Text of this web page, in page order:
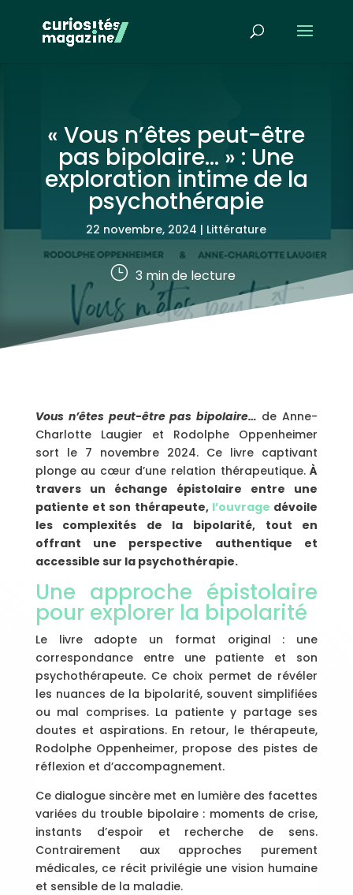
« Vous n’êtes peut-être
pas bipolaire… » : Une
exploration intime de la
psychothérapie
22 novembre, 2024 | Littérature
} 3min de lecture
Vous n’êtes peut-être pas bipolaire… de Anne-
Charlotte Laugier et Rodolphe Oppenheimer
sort le 7 novembre 2024. Ce livre captivant
plonge au cœur d’une relation thérapeutique.À
travers un échange épistolaire entre une
patiente et son thérapeute, l’ouvrage dévoile
les complexités de la bipolarité, tout en
offrant une perspective authentique et
accessible sur la psychothérapie.
Une approche épistolaire
pour explorer la bipolarité
Le livre adopte un format original : une
correspondance entre une patiente et son
psychothérapeute. Ce choix permet de révéler
les nuances de la bipolarité, souvent simplifiées
ou mal comprises. La patiente y partage ses
doutes et aspirations. En retour, le thérapeute,
Rodolphe Oppenheimer, propose des pistes de
réflexion et d’accompagnement.
Ce dialogue sincère met en lumière des facettes
variées du trouble bipolaire : moments de crise,
instants d’espoir et recherche de sens.
Contrairement aux approches purement
médicales, ce récit privilégie une vision humaine
et sensible de la maladie.